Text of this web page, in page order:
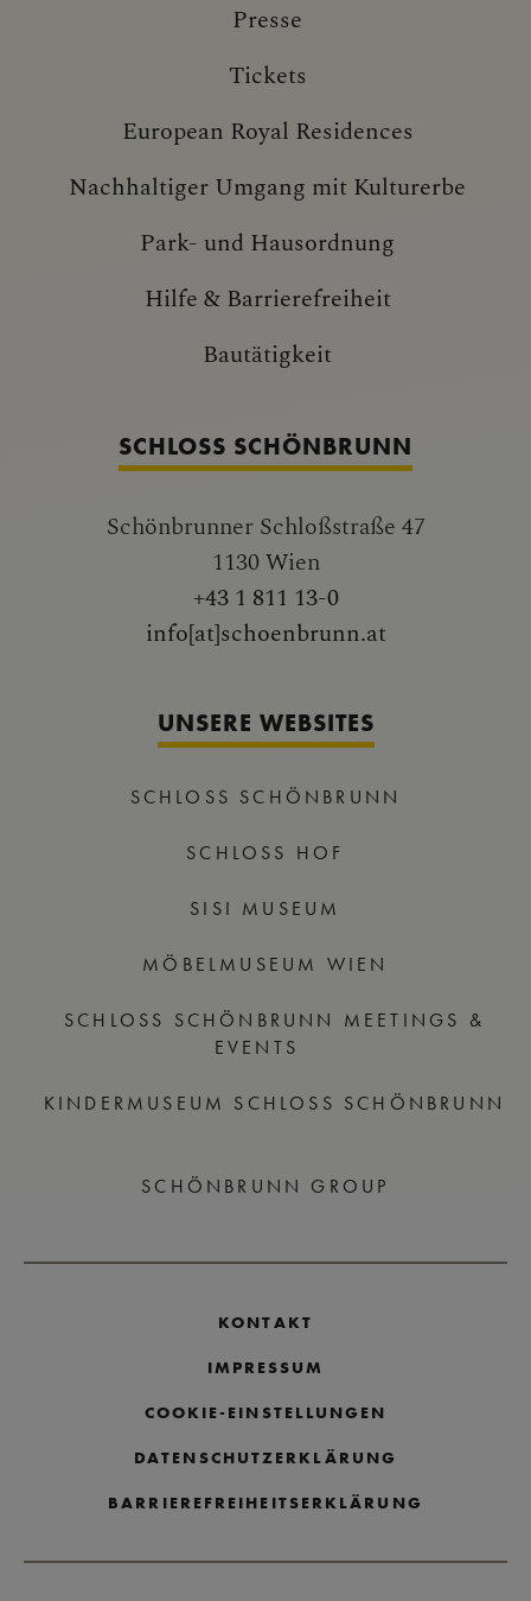
Presse
Tickets
European Royal Residences
Nachhaltiger Umgang mit Kulturerbe
Park- und Hausordnung
Hilfe & Barrierefreiheit
Bautätigkeit
SCHLOSS SCHÖNBRUNN
Schönbrunner Schloßstraße 47
1130 Wien
+43 1 811 13-0
info[at]schoenbrunn.at
UNSERE WEBSITES
SCHLOSS SCHÖNBRUNN
SCHLOSS HOF
SISI MUSEUM
MÖBELMUSEUM WIEN
SCHLOSS SCHÖNBRUNN MEETINGS &
EVENTS
KINDERMUSEUM SCHLOSS SCHÖNBRUNN
SCHÖNBRUNN GROUP
KONTAKT
IMPRESSUM
COOKIE-EINSTELLUNGEN
DATENSCHUTZERKLÄRUNG
BARRIEREFREIHEITSERKLÄRUNG